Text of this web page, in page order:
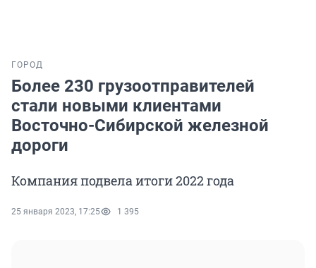
ГОРОД
Более 230 грузоотправителей
стали новыми клиентами
Восточно-Сибирской железной
дороги
Компания подвела итоги 2022 года
25 января 2023, 17:25 1 395